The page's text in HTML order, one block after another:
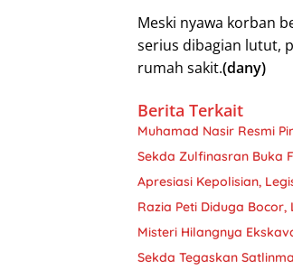
Meski nyawa korban
serius dibagian lutut,
rumah sakit.(dany)
Berita Terkait
Muhamad Nasir Resmi
Sekda Zulfinasran Buka
Apresiasi Kepolisian,
Razia Peti Diduga
Misteri Hilangnya
Sekda Tegaskan